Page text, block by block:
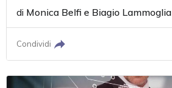
di Monica Belfi e Biagio Lammoglia
Condividi